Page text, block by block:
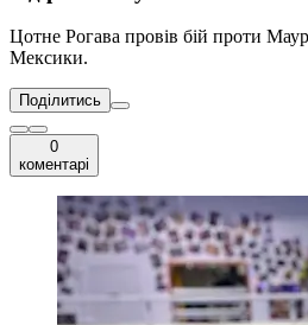
Цотне Рогава провів бій проти
Мексики.
Поділитись
0
коментарі